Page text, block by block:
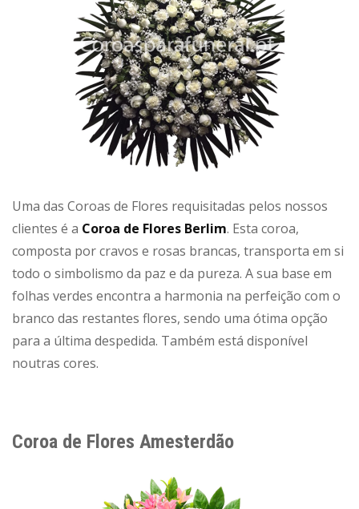
Uma das Coroas de Flores requisitadas pelos nossos
clientes é a Coroa de Flores Berlim. Esta coroa,
composta por cravos e rosas brancas, transporta em si
todo o simbolismo da paz e da pureza. A sua base em
folhas verdes encontra a harmonia na perfeição com o
branco das restantes flores, sendo uma ótima opção
para a última despedida. Também está disponível
noutras cores.
Coroa de Flores Amesterdão